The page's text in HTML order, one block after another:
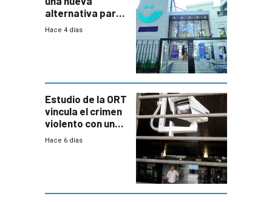
alternativa para
niños y
Hace 4 días
Estudio de la ORT
vincula el crimen
violento con una
menor creación
Hace 6 días